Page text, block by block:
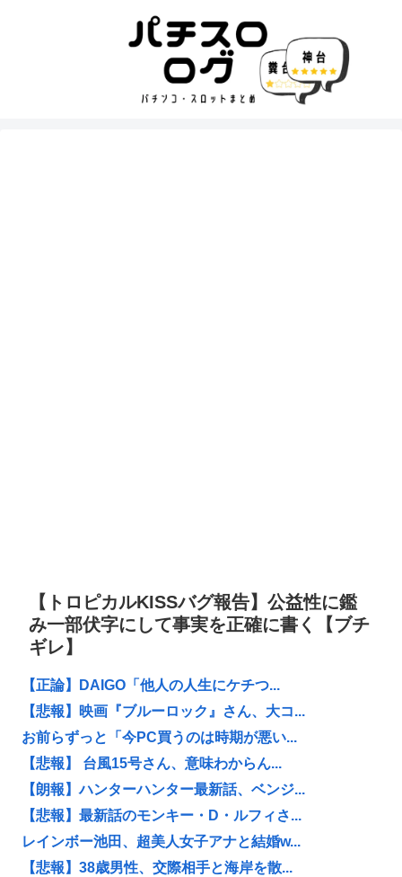
【トロピカルKISSバグ報告】公益性に鑑
み一部伏字にして事実を正確に書く【ブチ
ギレ】
【正論】DAIGO「他人の人生にケチつ...
【悲報】映画『ブルーロック』さん、大コ...
お前らずっと「今PC買うのは時期が悪い...
【悲報】 台風15号さん、意味わからん...
【朗報】ハンターハンター最新話、ベンジ...
【悲報】最新話のモンキー・D・ルフィさ...
レインボー池田、超美人女子アナと結婚w...
【悲報】38歳男性、交際相手と海岸を散...